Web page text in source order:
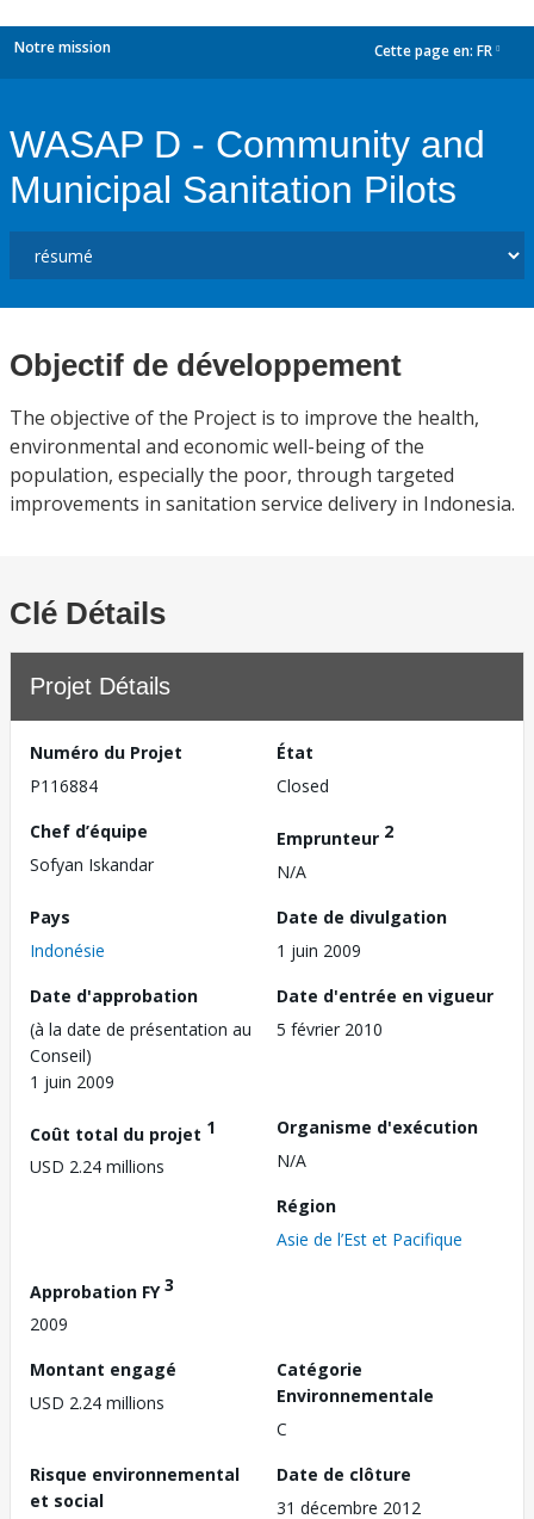
Notre mission Cette page en: FR
WASAP D - Community and
Municipal Sanitation Pilots
Objectif de développement
The objective of the Project is to improve the health,
environmental and economic well-being of the
population, especially the poor, through targeted
improvements in sanitation service delivery in Indonesia.
Clé Détails
Projet Détails
Numéro du Projet
P116884
État
Closed
Chef d’équipe
Sofyan Iskandar
Emprunteur 2
N/A
Pays
Indonésie
Date de divulgation
1 juin 2009
Date d'approbation
(à la date de présentation au
Conseil)
1 juin 2009
Date d'entrée en vigueur
5 février 2010
Coût total du projet 1
USD 2.24 millions
Organisme d'exécution
N/A
Région
Asie de l’Est et Pacifique
Approbation FY3
2009
Montant engagé
USD 2.24 millions
Catégorie
Environnementale
C
Risque environnemental
et social
Date de clôture
31 décembre 2012